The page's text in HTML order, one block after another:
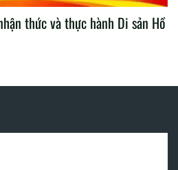
thức và thực hành Di sản Hồ